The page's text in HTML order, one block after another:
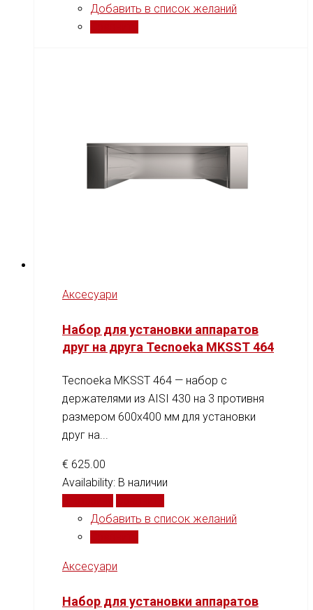
Добавить в список желаний
Аксесуари
Набор для установки аппаратов
друг на друга Tecnoeka MKSST 464
Tecnoeka MKSST 464 — набор с
держателями из AISI 430 на 3 противня
размером 600x400 мм для установки
друг на...
€ 625.00
Availability: В наличии
Добавить в список желаний
Аксесуари
Набор для установки аппаратов